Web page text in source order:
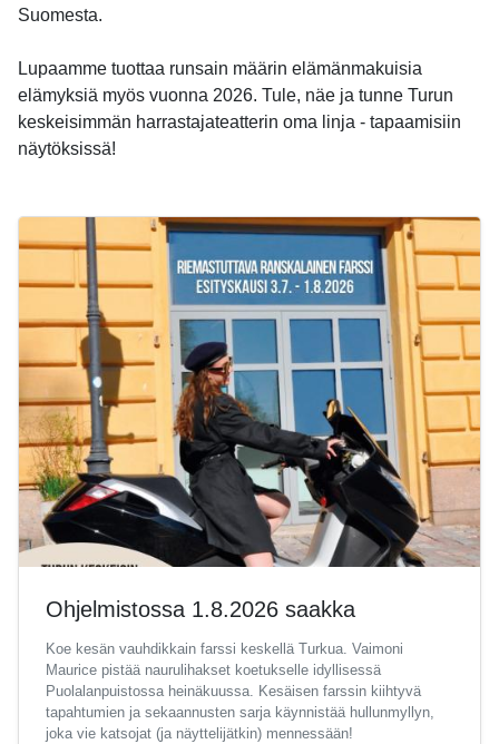
Suomesta.
Lupaamme tuottaa runsain määrin elämänmakuisia
elämyksiä myös vuonna 2026. Tule, näe ja tunne Turun
keskeisimmän harrastajateatterin oma linja - tapaamisiin
näytöksissä!
Ohjelmistossa 1.8.2026 saakka
Koe kesän vauhdikkain farssi keskellä Turkua. Vaimoni
Maurice pistää naurulihakset koetukselle idyllisessä
Puolalanpuistossa heinäkuussa. Kesäisen farssin kiihtyvä
tapahtumien ja sekaannusten sarja käynnistää hullunmyllyn,
joka vie katsojat (ja näyttelijätkin) mennessään!